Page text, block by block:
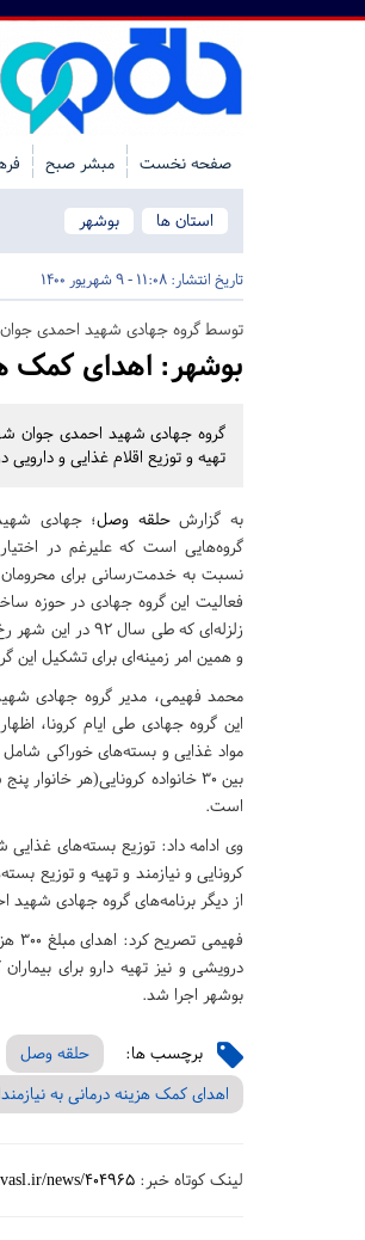
صفحه نخست مبشر صبح
استان ها بوشهر
تاریخ انتشار: 11:08 - 9 شهریور 1400
توسط گروه جهادی شهید احمدی
بوشهر: اهدای کمک
گروه جهادی شهید احمدی جوان
تهیه و توزیع اقلام غذایی و دارویی
به گزارشحلقه وصل؛ جهادی
گروه‌هایی است که علیرغم در
نسبت به خدمت‌رسانی برای
فعالیت این گروه جهادی در حوزه
زلزله‌ای که طی
و همین امر زمینه‌ای برای تشکیل این
محمد فهیمی، مدیر گروه جهادی
این گروه جهادی طی ایام کرونا،
مواد غذایی و بسته‌های خوراکی
بین ۳۰ خانواده کرونایی(هر
است.
از دیگر برنامه‌های گروه جهادی شهید
بوشهر اجرا شد.
برچسب ها: حلقه وصل
اهدای کمک هزینه درمانی به
لینک کوتاه خبر: news/404965